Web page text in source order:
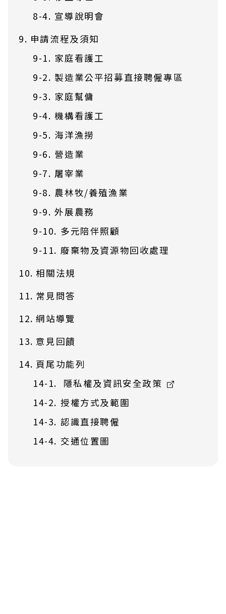
宣導說明會
申請流程及須知
家庭看護工
製造業公平招募直接聘僱專區
家庭幫傭
機構看護工
海洋漁撈
營造業
屠宰業
農林牧/養殖漁業
外展農務
多元陪伴照顧
廢棄物及資源物回收處理
相關法規
常見問答
網站導覽
意見回饋
頁尾功能列
隱私權及資訊安全政策
授權方式及範圍
認識直接聘僱
交通位置圖